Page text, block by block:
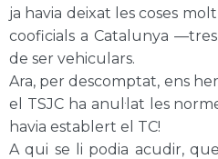
ja havia deixat les coses
cooficials a Catalunya
de ser vehiculars.
Ara, per descomptat, ens
el TSJC ha anul·lat les
havia establert el TC!
A qui se li podia acudir,